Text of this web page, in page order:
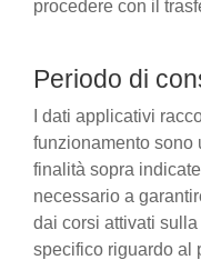
procedere con il
Periodo di
I dati applicativi
funzionamento sono
finalità sopra
necessario a
dai corsi attivati
specifico riguardo al